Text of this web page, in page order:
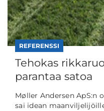
REFERENSSI
Tehokas
parantaa satoa
Møller Andersen ApS:n
sai idean